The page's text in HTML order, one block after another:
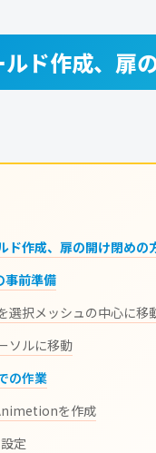
ド作成、扉
ド作成、扉の開け閉めの
前準備
選択メッシュの中心に移
ソルに移動
の作業
を作成
定